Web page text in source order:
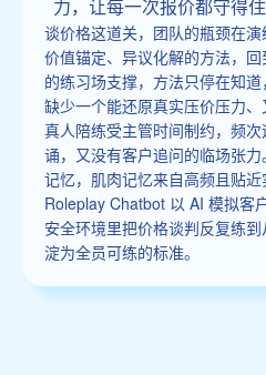
力，让每一次报价都守得
谈价格这道关，团队的瓶颈在
价值锚定、异议化解的方法，
的练习场支撑，方法只停在知道
缺少一个能还原真实压价压力、
真人陪练受主管时间制约，频
诵，又没有客户追问的临场张
记忆，肌肉记忆来自高频且贴
Roleplay Chatbot 以 AI 模拟客
安全环境里把价格谈判反复练
淀为全员可练的标准。